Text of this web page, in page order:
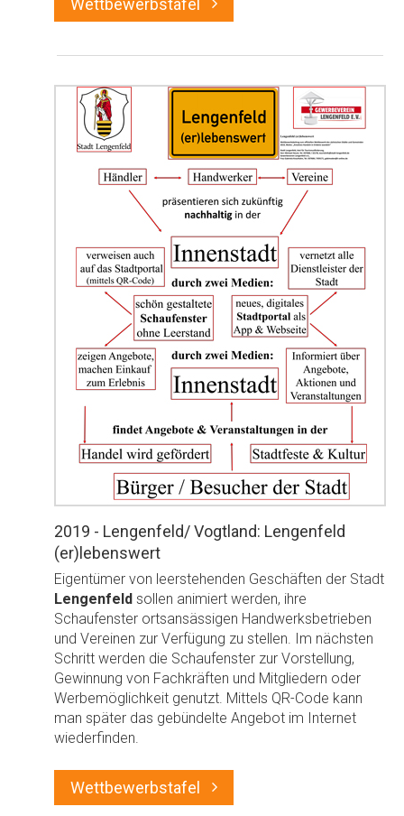
Wettbewerbstafel
2019 - Lengenfeld/ Vogtland: Lengenfeld
(er)lebenswert
Eigentümer von leerstehenden Geschäften der Stadt
Lengenfeld sollen animiert werden, ihre
Schaufenster ortsansässigen Handwerksbetrieben
und Vereinen zur Verfügung zu stellen. Im nächsten
Schritt werden die Schaufenster zur Vorstellung,
Gewinnung von Fachkräften und Mitgliedern oder
Werbemöglichkeit genutzt. Mittels QR-Code kann
man später das gebündelte Angebot im Internet
wiederfinden.
Wettbewerbstafel